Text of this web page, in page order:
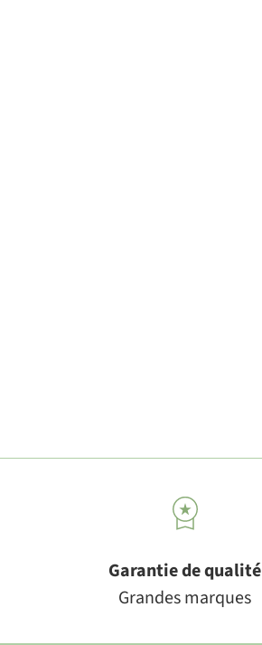
Garantie de qualité
Grandes marques